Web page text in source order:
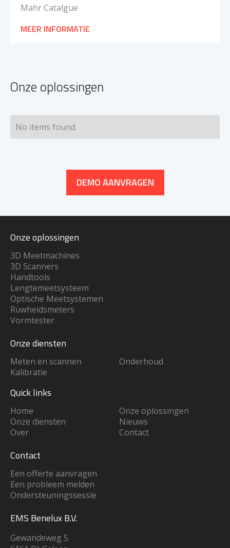
Mahr Catalgue
MEER INFORMATIE
Onze oplossingen
No items found.
DEMO AANVRAGEN
Onze oplossingen
3D Meetmachines
3D Scanners
Handtools
Lengtemeetsysteem
Optische Meetsystemen
Ruwheidsmeters
Vormtester
Onze diensten
Meten en scannen
Kalibratie
Onderhoud
Quick links
Home
Onze diensten
Over
Onze oplossingen
Nieuws
Contact
Contact
Een offerte aanvragen
Een probleem melden
Ondersteuningssessie
EMS Benelux B.V.
Gewandeweg 5